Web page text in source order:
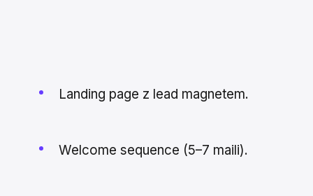
Landing page z lead magnetem.
Welcome sequence (5–7 maili).